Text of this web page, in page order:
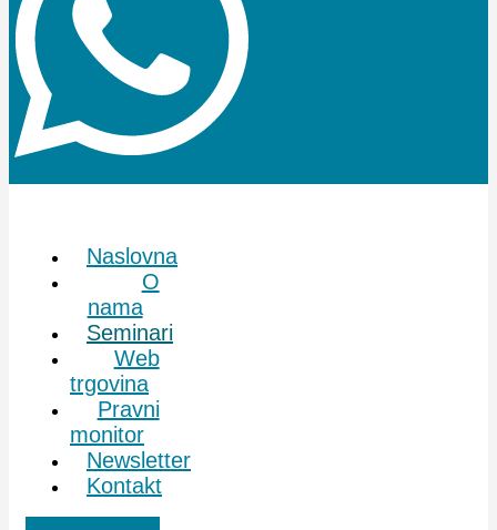
Naslovna
O
nama
Seminari
Web
trgovina
Pravni
monitor
Newsletter
Kontakt